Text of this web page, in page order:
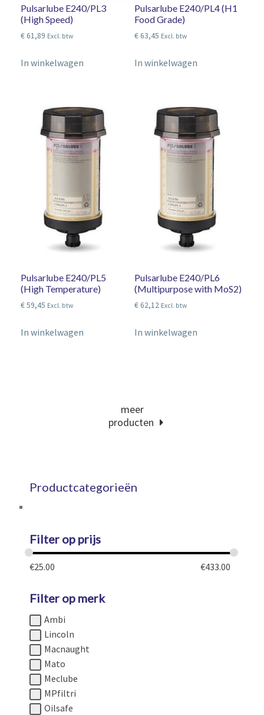
Pulsarlube E240/PL3
(High Speed)
€ 61,89 Excl. btw
In winkelwagen
Pulsarlube E240/PL4 (H1
Food Grade)
€63,45 Excl. btw
In winkelwagen
Pulsarlube E240/PL5
(High Temperature)
€59,45 Excl. btw
In winkelwagen
Pulsarlube E240/PL6
(Multipurpose with MoS2)
€62,12 Excl. btw
In winkelwagen
meer
producten
Productcategorieën
Filter op prijs
€25.00 €433.00
Filter op merk
Ambi
Lincoln
Macnaught
Mato
Meclube
MPfiltri
Oilsafe